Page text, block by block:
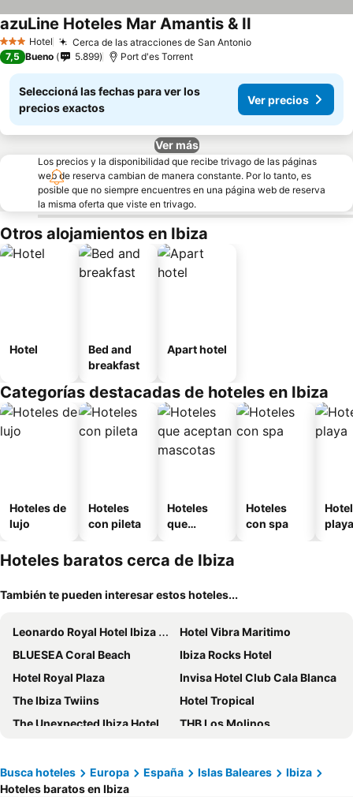
3 Estrellas
Hotel Cerca de las atracciones de San Antonio
azuLine Hoteles Mar Amantis & II
7,5 Bueno 5.899 Port d'es Torrent
Seleccioná las fechas para ver los
precios exactos
Ver precios
Ver más
Los precios y la disponibilidad que recibe trivago de las páginas
web de reserva cambian de manera constante. Por lo tanto, es
posible que no siempre encuentres en una página web de reserva
la misma oferta que viste en trivago.
Otros alojamientos en Ibiza
Hotel
Bed and
breakfast
Apart hotel
Categorías destacadas de hoteles en Ibiza
Hoteles de
lujo
Hoteles
con pileta
Hoteles
que
mascotas
Hoteles
con spa
playa
Hoteles baratos cerca de Ibiza
También te pueden interesar estos hoteles...
Leonardo Royal Hotel Ibiza Santa Eulalia
Hotel Vibra Maritimo
BLUESEA Coral Beach
Ibiza Rocks Hotel
Hotel Royal Plaza
Invisa Hotel Club Cala Blanca
The Ibiza Twiins
Hotel Tropical
The Unexpected Ibiza Hotel
THB Los Molinos
Ibiza Corso Hotel & Spa
Hotel Riomar Ibiza, a Tribute Portfolio Hotel
Art Apartments by Typic Hotels
Busca hoteles Europa España Islas Baleares
Ibiza
Hoteles baratos en Ibiza